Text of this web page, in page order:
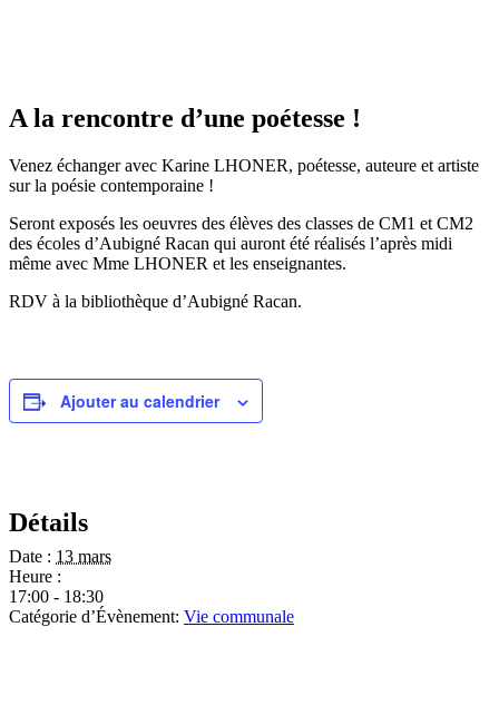
A la rencontre d’une poétesse !
Venez échanger avec Karine LHONER, poétesse, auteure et artiste
sur la poésie contemporaine !
Seront exposés les oeuvres des élèves des classes de CM1 et CM2
des écoles d’Aubigné Racan qui auront été réalisés l’après midi
même avec Mme LHONER et les enseignantes.
RDV à la bibliothèque d’Aubigné Racan.
Ajouter au calendrier
Détails
Date : 13 mars
Heure :
17:00 - 18:30
Catégorie d’Évènement: Vie communale